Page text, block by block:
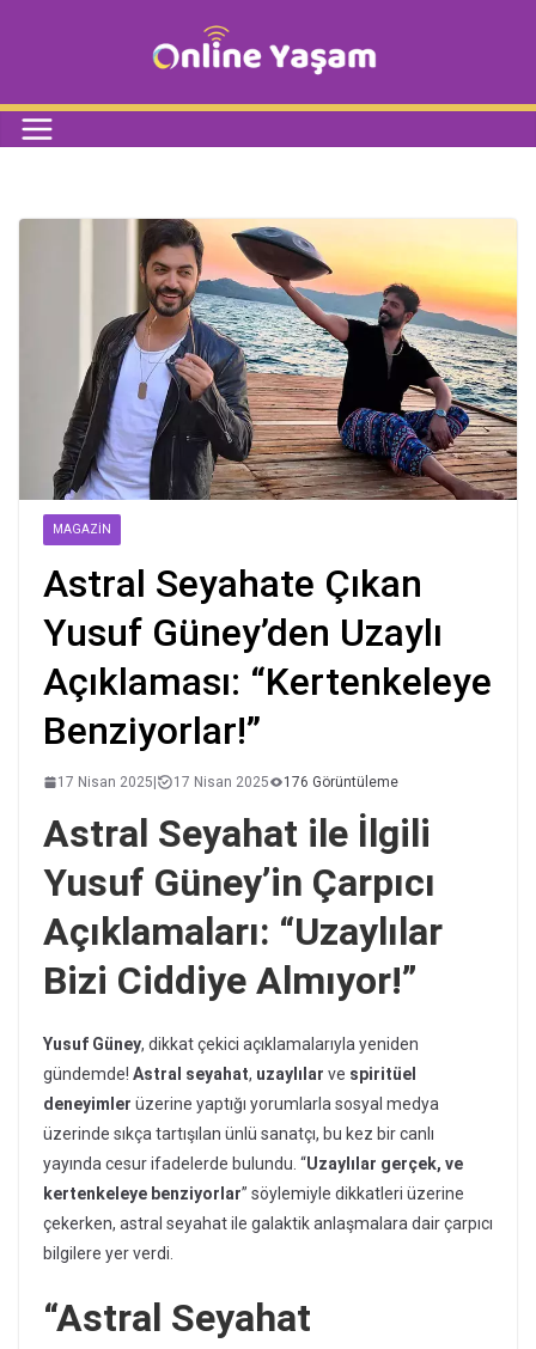
MAGAZIN
Astral Seyahate Çıkan
Yusuf Güney’den Uzaylı
Açıklaması: “Kertenkeleye
Benziyorlar!”
17 Nisan 2025| 17 Nisan 2025 176 Görüntüleme
Astral Seyahat ile İlgili
Yusuf Güney’in Çarpıcı
Açıklamaları: “Uzaylılar
Bizi Ciddiye Almıyor!”
Yusuf Güney, dikkat çekici açıklamalarıyla yeniden
gündemde! Astral seyahat, uzaylılar ve spiritüel
deneyimler üzerine yaptığı yorumlarla sosyal medya
üzerinde sıkça tartışılan ünlü sanatçı, bu kez bir canlı
yayında cesur ifadelerde bulundu. “Uzaylılar gerçek, ve
kertenkeleye benziyorlar” söylemiyle dikkatleri üzerine
çekerken, astral seyahat ile galaktik anlaşmalara dair çarpıcı
bilgilere yer verdi.
“Astral Seyahat